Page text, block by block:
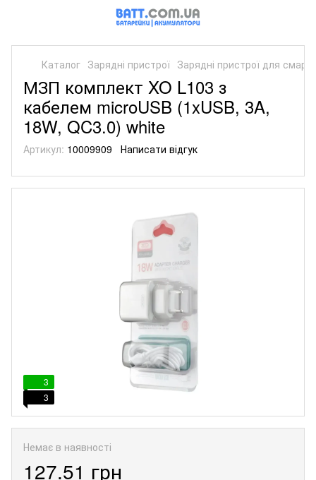
Каталог Зарядні пристрої Зарядні пристрої для
МЗП комплект XO L103 з
кабелем microUSB (1xUSB, 3A,
18W, QC3.0) white
Артикул: 10009909 Написати відгук
3
3
Немає в наявності
127.51 грн